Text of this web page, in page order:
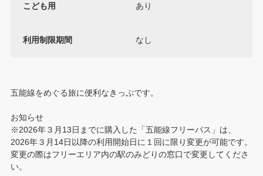
こども用 あり
利用制限期間 なし
五能線をめぐる旅に便利なきっぷです。
お知らせ
※2026年３月13日までに購入した「五能線フリーパス」は、
2026年３月14日以降の利用開始日に１回に限り変更が可能です。
変更の際はフリーエリア内の駅のみどりの窓口で変更してくださ
い。